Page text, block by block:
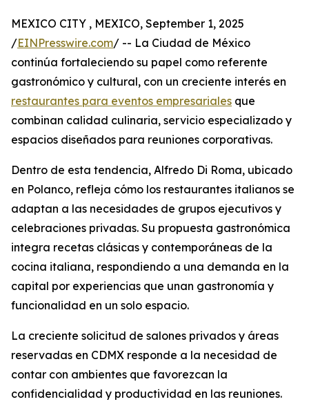
MEXICO CITY , MEXICO, September 1, 2025
/EINPresswire.com/ -- La Ciudad de México
continúa fortaleciendo su papel como referente
gastronómico y cultural, con un creciente interés en
restaurantes para eventos empresariales que
combinan calidad culinaria, servicio especializado y
espacios diseñados para reuniones corporativas.
Dentro de esta tendencia, Alfredo Di Roma, ubicado
en Polanco, refleja cómo los restaurantes italianos se
adaptan a las necesidades de grupos ejecutivos y
celebraciones privadas. Su propuesta gastronómica
integra recetas clásicas y contemporáneas de la
cocina italiana, respondiendo a una demanda en la
capital por experiencias que unan gastronomía y
funcionalidad en un solo espacio.
La creciente solicitud de salones privados y áreas
reservadas en CDMX responde a la necesidad de
contar con ambientes que favorezcan la
confidencialidad y productividad en las reuniones.